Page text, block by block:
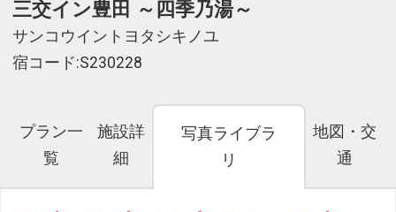
三交イン豊田 ～四季乃湯～
サンコウイントヨタシキノユ
宿コード:S230228
プラン一
覧
施設詳
細
写真ライブラ
リ
地図・交
通